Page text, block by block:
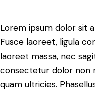
Lorem ipsum dolor sit
Fusce laoreet, ligula
laoreet massa, nec
consectetur dolor non
quam ultricies.